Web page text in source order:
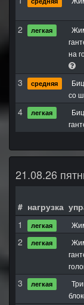
2
легкая
на
3 средняя
со
4
легкая
21.08.26
# нагрузка
1 легкая
2
легкая
3 легкая